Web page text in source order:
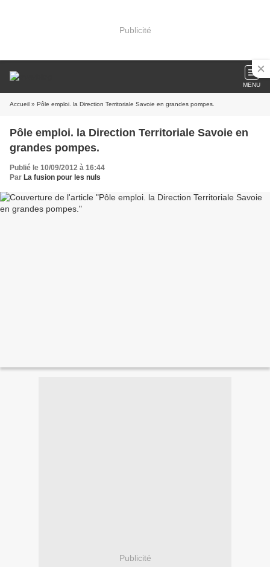
Publicité
MENU
Accueil » Pôle emploi. la Direction Territoriale Savoie en grandes pompes.
Pôle emploi. la Direction Territoriale Savoie en
grandes pompes.
Publié le 10/09/2012 à 16:44
Par La fusion pour les nuls
Publicité